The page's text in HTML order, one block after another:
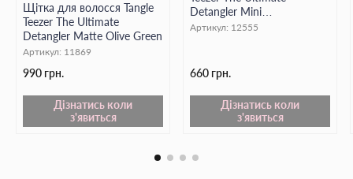
Щітка для волосся Tangle
Teezer The Ultimate
Detangler Matte Olive Green
Артикул: 11869
990 грн.
Дізнатись коли
з'явиться
Detangler Mini
Transformative Teal
Артикул: 12555
660 грн.
Дізнатись коли
з'явиться